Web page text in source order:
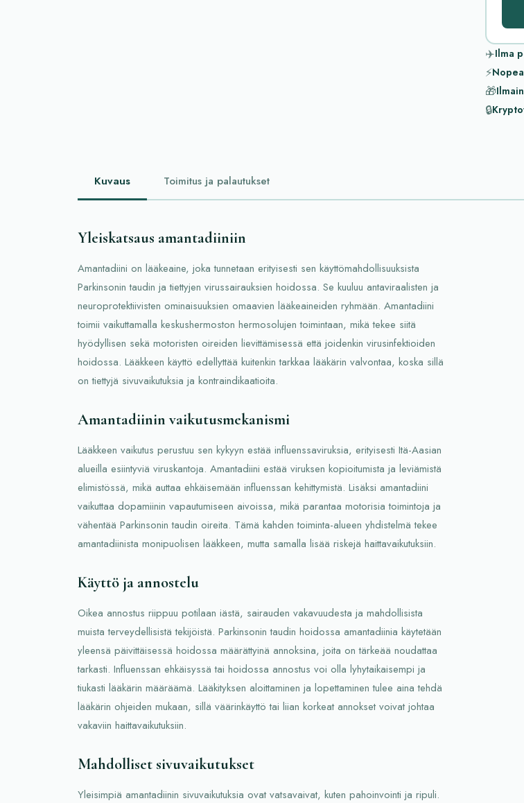
✈️Ilma
⚡
🎁
🔒
Kuvaus Toimitus ja palautukset
Yleiskatsaus amantadiiniin
Amantadiini on lääkeaine, joka tunnetaan erityisesti sen käyttömahdollisuuksista
Parkinsonin taudin ja tiettyjen virussairauksien hoidossa. Se kuuluu antaviraalisten ja
neuroprotektiivisten ominaisuuksien omaavien lääkeaineiden ryhmään. Amantadiini
toimii vaikuttamalla keskushermoston hermosolujen toimintaan, mikä tekee siitä
hyödyllisen sekä motoristen oireiden lievittämisessä että joidenkin virusinfektioiden
hoidossa. Lääkkeen käyttö edellyttää kuitenkin tarkkaa lääkärin valvontaa, koska sillä
on tiettyjä sivuvaikutuksia ja kontraindikaatioita.
Amantadiinin vaikutusmekanismi
Lääkkeen vaikutus perustuu sen kykyyn estää influenssaviruksia, erityisesti Itä-Aasian
alueilla esiintyviä viruskantoja. Amantadiini estää viruksen kopioitumista ja leviämistä
elimistössä, mikä auttaa ehkäisemään influenssan kehittymistä. Lisäksi amantadiini
vaikuttaa dopamiinin vapautumiseen aivoissa, mikä parantaa motorisia toimintoja ja
vähentää Parkinsonin taudin oireita. Tämä kahden toiminta-alueen yhdistelmä tekee
amantadiinista monipuolisen lääkkeen, mutta samalla lisää riskejä haittavaikutuksiin.
Käyttö ja annostelu
Oikea annostus riippuu potilaan iästä, sairauden vakavuudesta ja mahdollisista
muista terveydellisistä tekijöistä. Parkinsonin taudin hoidossa amantadiinia käytetään
yleensä päivittäisessä hoidossa määrättyinä annoksina, joita on tärkeää noudattaa
tarkasti. Influenssan ehkäisyssä tai hoidossa annostus voi olla lyhytaikaisempi ja
tiukasti lääkärin määräämä. Lääkityksen aloittaminen ja lopettaminen tulee aina tehdä
lääkärin ohjeiden mukaan, sillä väärinkäyttö tai liian korkeat annokset voivat johtaa
vakaviin haittavaikutuksiin.
Mahdolliset sivuvaikutukset
Yleisimpiä amantadiinin sivuvaikutuksia ovat vatsavaivat, kuten pahoinvointi ja ripuli.